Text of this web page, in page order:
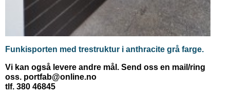
Funkisporten med trestruktur i anthracite grå farge.
Vi kan også levere andre mål. Send oss en mail/ring
oss. portfab@online.no
tlf. 380 46845